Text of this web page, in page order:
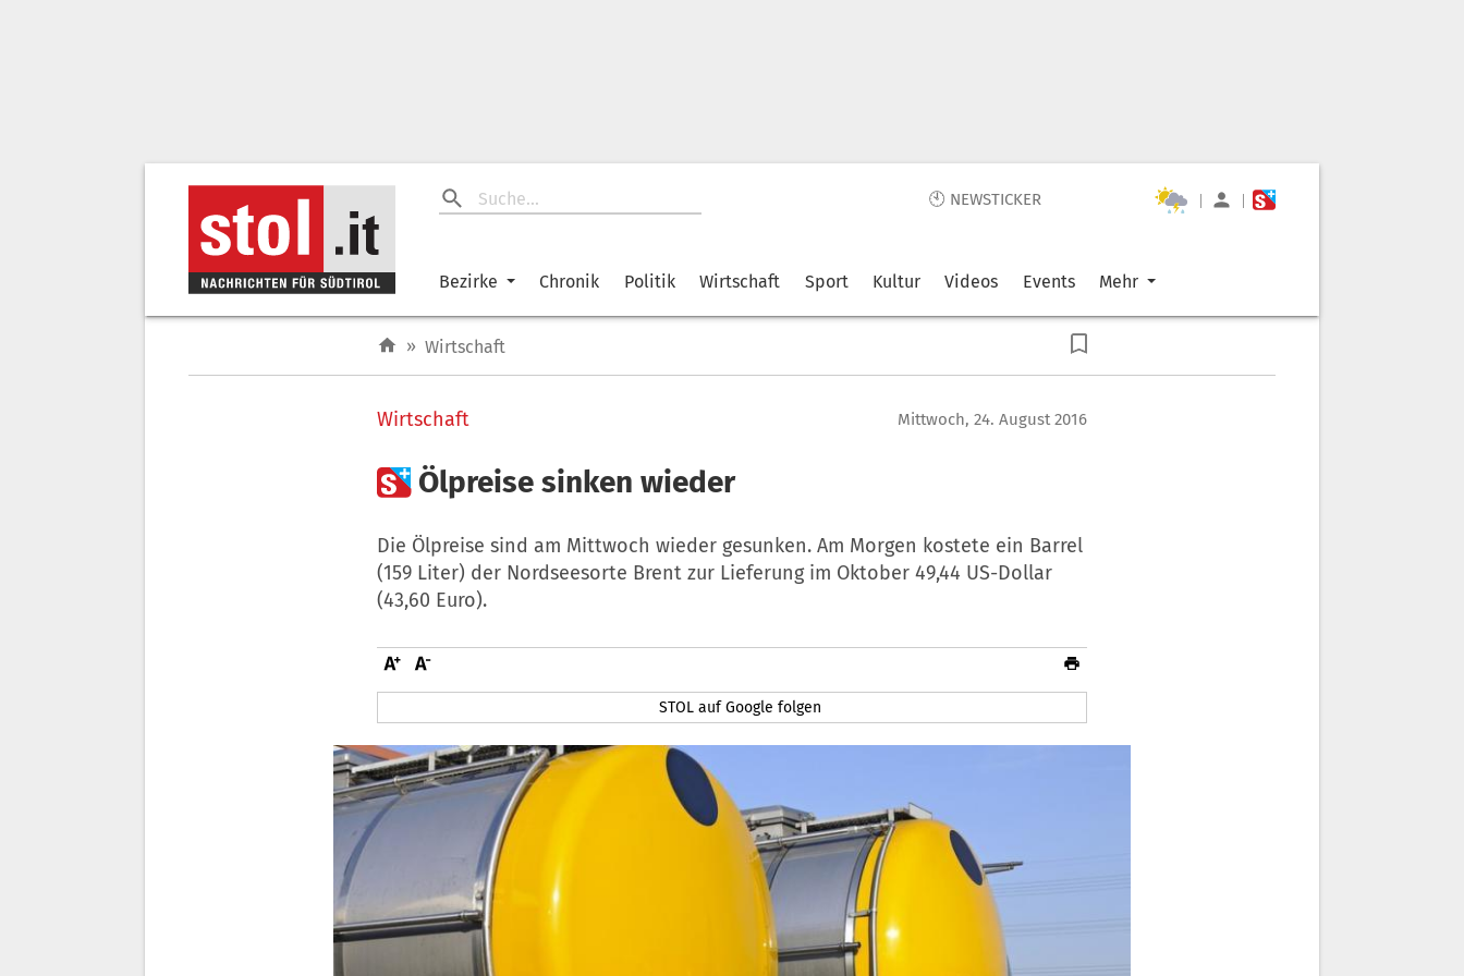
🕙 NEWSTICKER | |
Bezirke Chronik Politik Wirtschaft Sport Kultur Videos Events Mehr
» Wirtschaft
Wirtschaft Mittwoch, 24. August 2016
 Ölpreise sinken wieder
Die Ölpreise sind am Mittwoch wieder gesunken. Am Morgen kostete ein Barrel
(159 Liter) der Nordseesorte Brent zur Lieferung im Oktober 49,44 US-Dollar
(43,60 Euro).
STOL auf Google folgen